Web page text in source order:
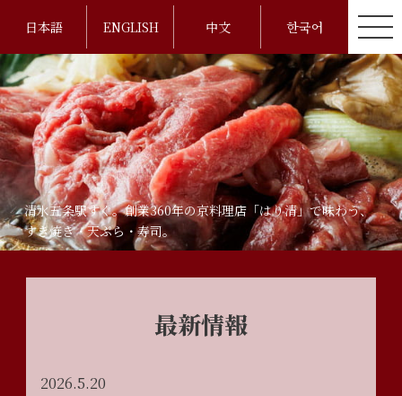
日本語 ENGLISH 中文 한국어
清水五条駅すぐ。創業360年の京料理店「はり清」で味わう、
すき焼き・天ぷら・寿司。
最新情報
2026.5.20